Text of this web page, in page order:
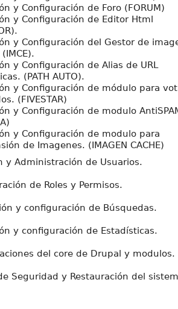
y Configuración de Foro (FORUM)
y Configuración de Editor Html
y Configuración del Gestor de
y Configuración de Alias de URL
(PATH AUTO).
y Configuración de módulo para
(FIVESTAR)
y Configuración de modulo
y Configuración de modulo para
de Imagenes. (IMAGEN CACHE)
y Administración de Usuarios.
de Roles y Permisos.
y configuración de Búsquedas.
y configuración de Estadísticas.
del core de Drupal y modulos.
Seguridad y Restauración del